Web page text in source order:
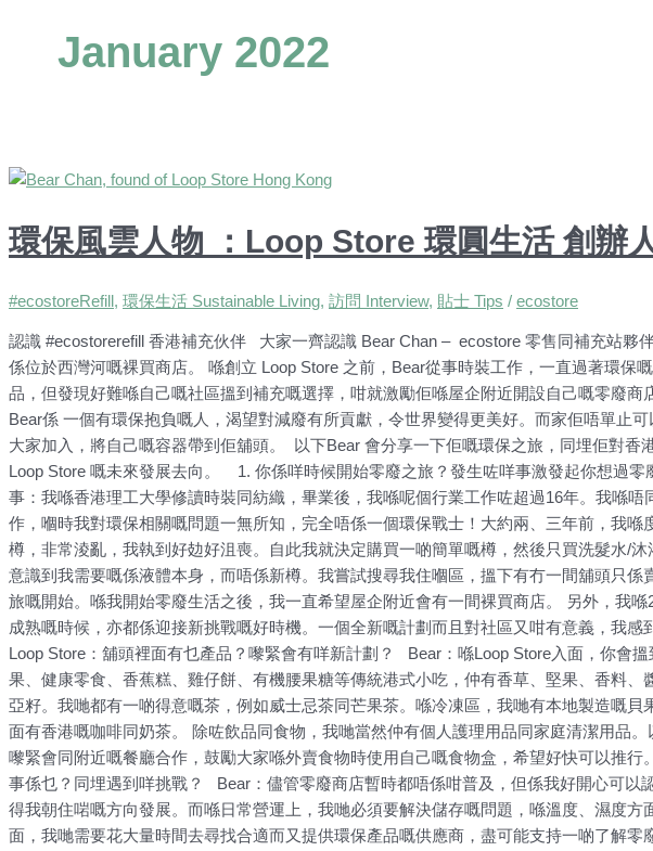
January 2022
環保風雲人物 ：Loop Store 環圓生活 創辦
#ecostoreRefill, 環保生活 Sustainable Living, 訪問 Interview, 貼士 Tips / ecostore
認識 #ecostorerefill 香港補充伙伴 大家一齊認識 Bear Chan – ecostore 零售同補充站夥
係位於西灣河嘅裸買商店。 喺創立 Loop Store 之前，Bear從事時裝工作，一直過著環保
品，但發現好難喺自己嘅社區搵到補充嘅選擇，咁就激勵佢喺屋企附近開設自己嘅零廢商
Bear係 一個有環保抱負嘅人，渴望對減廢有所貢獻，令世界變得更美好。而家佢唔單止
大家加入，將自己嘅容器帶到佢舖頭。 以下Bear 會分享一下佢嘅環保之旅，同埋佢對香
Loop Store 嘅未來發展去向。 1. 你係咩時候開始零廢之旅？發生咗咩事激發起你想過
事：我喺香港理工大學修讀時裝同紡織，畢業後，我喺呢個行業工作咗超過16年。我喺唔
作，嗰時我對環保相關嘅問題一無所知，完全唔係一個環保戰士！大約兩、三年前，我喺
樽，非常淩亂，我執到好攰好沮喪。自此我就決定購買一啲簡單嘅樽，然後只買洗髮水/
意識到我需要嘅係液體本身，而唔係新樽。我嘗試搜尋我住嗰區，搵下有冇一間舖頭只係
旅嘅開始。喺我開始零廢生活之後，我一直希望屋企附近會有一間裸買商店。 另外，我
成熟嘅時候，亦都係迎接新挑戰嘅好時機。一個全新嘅計劃而且對社區又咁有意義，我
Loop Store：舖頭裡面有乜產品？嚟緊會有咩新計劃？ Bear：喺Loop Store入面，你會
果、健康零食、香蕉糕、雞仔餅、有機腰果糖等傳統港式小吃，仲有香草、堅果、香料、
亞籽。我哋都有一啲得意嘅茶，例如威士忌茶同芒果茶。喺冷凍區，我哋有本地製造嘅貝
面有香港嘅咖啡同奶茶。 除咗飲品同食物，我哋當然仲有個人護理用品同家庭清潔用品
嚟緊會同附近嘅餐廳合作，鼓勵大家喺外賣食物時使用自己嘅食物盒，希望好快可以推
事係乜？同埋遇到咩挑戰？ Bear：儘管零廢商店暫時都唔係咁普及，但係我好開心可以
得我朝住啱嘅方向發展。而喺日常營運上，我哋必須要解決儲存嘅問題，喺溫度、濕度方
面，我哋需要花大量時間去尋找合適而又提供環保產品嘅供應商，盡可能支持一啲了解